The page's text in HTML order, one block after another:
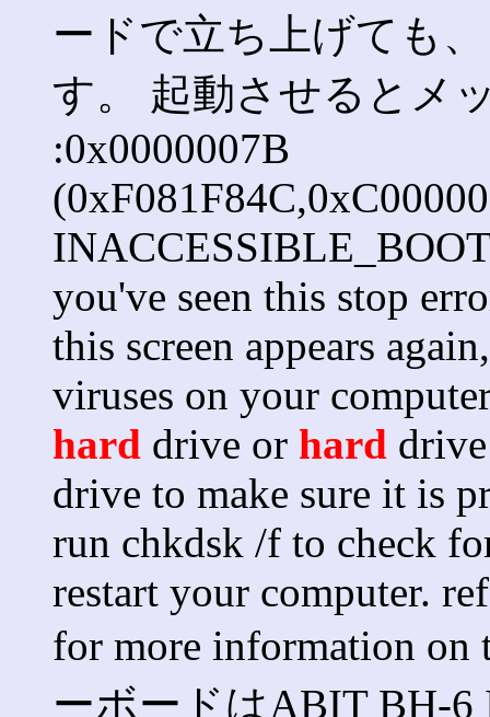
ードで立ち上げても
す。 起動させるとメ
:0x0000007B
you've seen this stop
this screen appears
viruses on your
hard drive or hard
drive to make sure it is
run chkdsk /f to check
restart your computer.
for more information on
ーボードはABIT BH-6